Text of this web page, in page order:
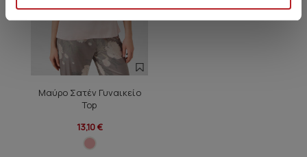
Μαύρο Σατέν Γυναικείο
Top
13,10 €